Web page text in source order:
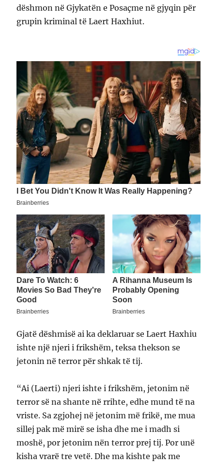
dëshmon në Gjykatën e Posaçme në gjyqin për
grupin kriminal të Laert Haxhiut.
Gjatë dëshmisë ai ka deklaruar se Laert Haxhiu
ishte një njeri i frikshëm, teksa thekson se
jetonin në terror për shkak të tij.
“Ai (Laerti) njeri ishte i frikshëm, jetonim në
terror së na shante në rrihte, edhe mund të na
vriste. Sa zgjohej në jetonim më frikë, me mua
sillej pak më mirë se isha dhe me i madh si
moshë, por jetonim nën terror prej tij. Por unë
kisha vrarë tre vetë. Dhe ma kishte pak me